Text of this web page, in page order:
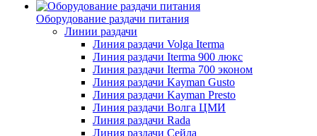
Оборудование раздачи питания
Линии раздачи
Линия раздачи Volga Iterma
Линия раздачи Iterma 900 люкс
Линия раздачи Iterma 700 эконом
Линия раздачи Kayman Gusto
Линия раздачи Kayman Presto
Линия раздачи Волга ЦМИ
Линия раздачи Rada
Линия раздачи Сейла